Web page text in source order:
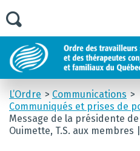
L’Ordre
Communications
Communiqués et prises de
Message de la présidente de
Ouimette, T.S. aux membres